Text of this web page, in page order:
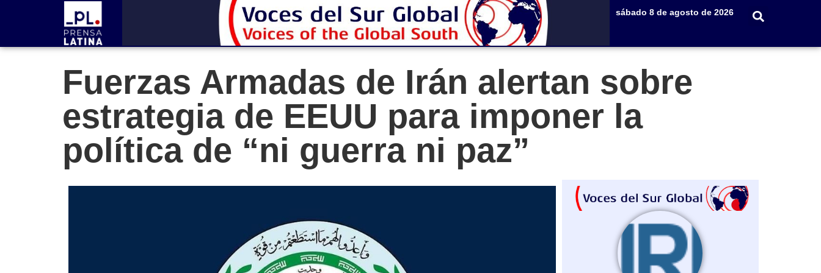
sábado 8 de agosto de 2026
Fuerzas Armadas de Irán alertan sobre
estrategia de EEUU para imponer la
política de “ni guerra ni paz”